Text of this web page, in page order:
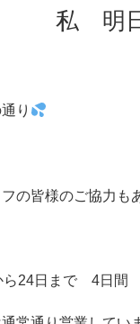
私
り
の皆様のご協力も
ら24日まで 4日間